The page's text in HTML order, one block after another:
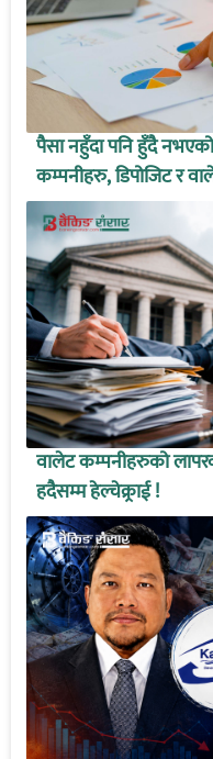
पैसा नहुँदा पनि हुँदै
कम्पनीहरु, डिपोजिट र
वालेट कम्पनीहरुको
हदैसम्म हेल्चेक्र्राई !